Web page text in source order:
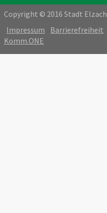
Copyright © 2016 Stadt Elzach
Impressum
Barrierefreiheit
Komm.ONE